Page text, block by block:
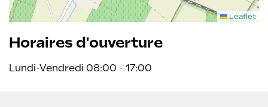
Leaflet
Horaires d'ouverture
Lundi-Vendredi 08:00 - 17:00